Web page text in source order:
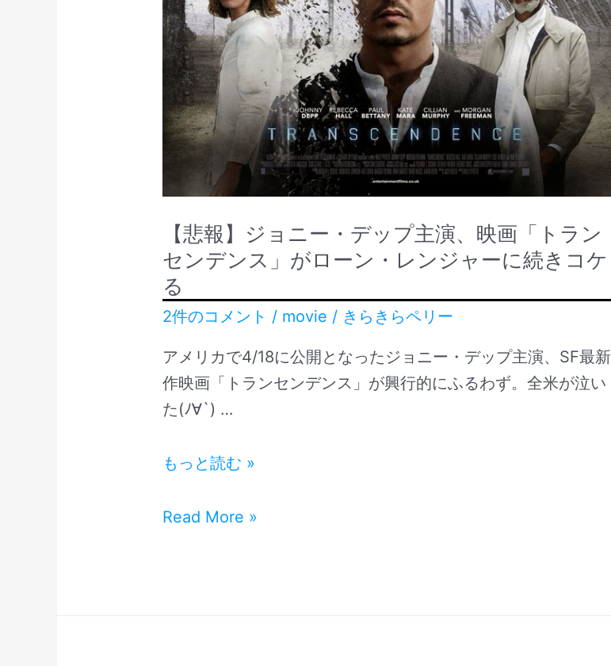
ッ
ド・
フ
ィ
ル
ム・
ワ
ー
ド
2014
受
賞
者
発
表
Film
2014
リ
ウ
ッ
ド・
フ
ィ
ム・
ア
ワ
ー
ド
2014
受
賞
者
表
Film
【悲報】ジョニー・デップ主演、映画「トラン
センデンス」がローン・レンジャーに続きコケ
る
2件のコメント / movie / きらきらペリー
アメリカで4/18に公開となったジョニー・デップ主演、SF最新
作映画「トランセンデンス」が興行的にふるわず。全米が泣い
た(ﾉ∀`) …
【悲
ジ
もっと読む »
【悲
Read More »